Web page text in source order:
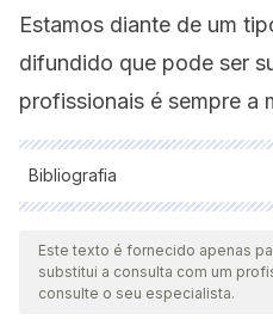
Estamos diante de um
difundido que pode ser
profissionais é sempre a
Bibliografia
Todas as fontes citadas foram
nossa equipe para garantir
atualidade e validade. A
Este texto é fornecido apenas
substitui a consulta com um
consulte o seu especialista.